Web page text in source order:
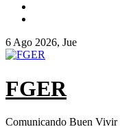
6 Ago 2026, Jue
FGER
Comunicando Buen Vivir